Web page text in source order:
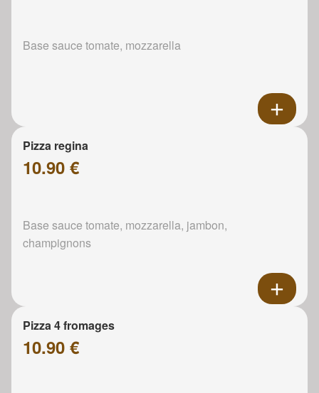
Base sauce tomate, mozzarella
Pizza regina
10.90 €
Base sauce tomate, mozzarella, jambon,
champignons
Pizza 4 fromages
10.90 €